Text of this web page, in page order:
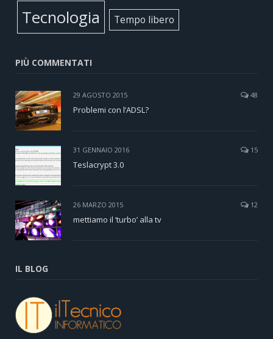
Tecnologia Tempo libero
PIÙ COMMENTATI
29 AGOSTO 2015 48
Problemi con l’ADSL?
31 GENNAIO 2016 15
Teslacrypt 3.0
26 MARZO 2015 12
mettiamo il ‘turbo’ alla tv
IL BLOG